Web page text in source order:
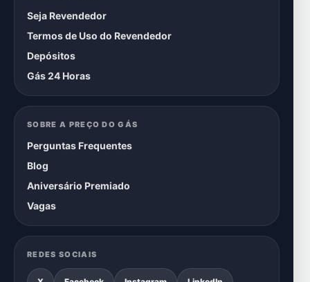
Seja Revendedor
Termos de Uso do Revendedor
Depósitos
Gás 24 Horas
SOBRE A PREÇO DO GÁS
Perguntas Frequentes
Blog
Aniversário Premiado
Vagas
REDES SOCIAIS